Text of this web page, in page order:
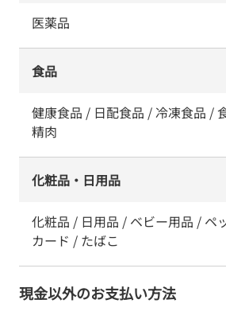
医薬品
食品
健康食品 / 日配食品 / 冷凍食品 /
精肉
化粧品・日用品
化粧品 / 日用品 / ベビー用品 / ペ
カード / たばこ
現金以外のお支払い方法